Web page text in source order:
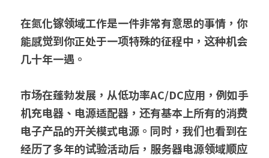
在氮化镓领域工作是一件非常有意思的事情，你
能感觉到你正处于一项特殊的征程中，这种机会
几十年一遇。
市场在蓬勃发展，从低功率AC/DC应用，例如手
机充电器、电源适配器，还有基本上所有的消费
电子产品的开关模式电源。同时，我们也看到在
经历了多年的试验活动后，服务器电源领域顺应